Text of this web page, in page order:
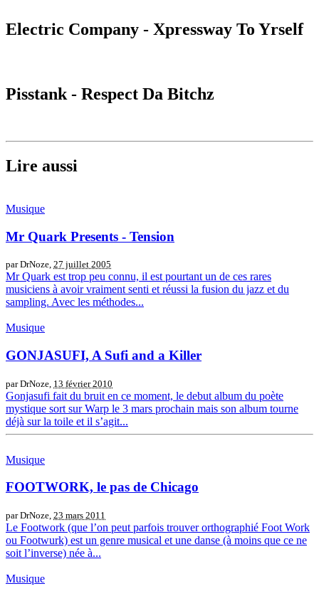
Electric Company - Xpressway To Yrself
Pisstank - Respect Da Bitchz
Lire aussi
Musique
Mr Quark Presents - Tension
par DrNoze, 27 juillet 2005
Mr Quark est trop peu connu, il est pourtant un de ces rares
musiciens à avoir vraiment senti et réussi la fusion du jazz et du
sampling. Avec les méthodes...
Musique
GONJASUFI, A Sufi and a Killer
par DrNoze, 13 février 2010
Gonjasufi fait du bruit en ce moment, le debut album du poète
mystique sort sur Warp le 3 mars prochain mais son album tourne
déjà sur la toile et il s’agit...
Musique
FOOTWORK, le pas de Chicago
par DrNoze, 23 mars 2011
Le Footwork (que l’on peut parfois trouver orthographié Foot Work
ou Footwurk) est un genre musical et une danse (à moins que ce ne
soit l’inverse) née à...
Musique